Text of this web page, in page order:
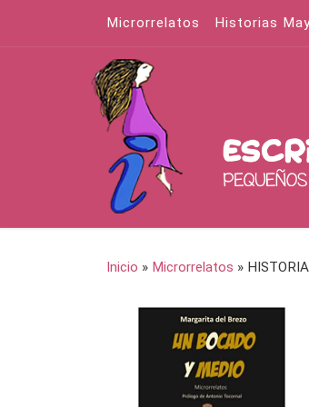
Saltar al contenido
Microrrelatos Historias
Inicio » Microrrelatos »